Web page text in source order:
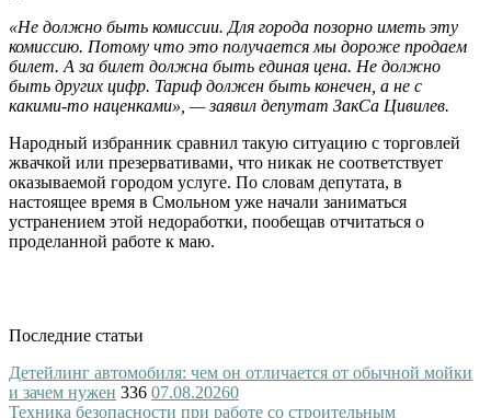
«Не должно быть комиссии. Для города позорно иметь эту
комиссию. Потому что это получается мы дороже продаем
билет. А за билет должна быть единая цена. Не должно
быть других цифр. Тариф должен быть конечен, а не с
какими-то наценками», — заявил депутат ЗакСа Цивилев.
Народный избранник сравнил такую ситуацию с торговлей
жвачкой или презервативами, что никак не соответствует
оказываемой городом услуге. По словам депутата, в
настоящее время в Смольном уже начали заниматься
устранением этой недоработки, пообещав отчитаться о
проделанной работе к маю.
Последние статьи
Детейлинг автомобиля: чем он отличается от обычной мойки
и зачем нужен 336 07.08.20260
Техника безопасности при работе со строительным